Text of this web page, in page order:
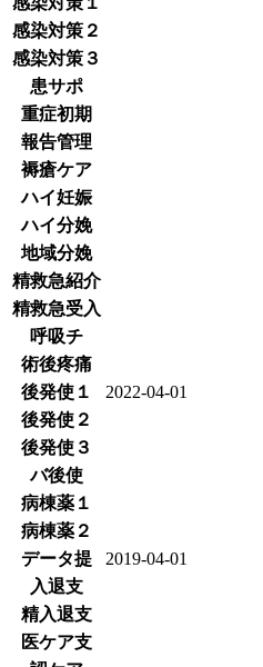
感染対策２
感染対策３
患サポ
重症初期
報告管理
褥瘡ケア
ハイ妊娠
ハイ分娩
地域分娩
精救急紹介
精救急受入
呼吸チ
術後疼痛
後発使１
2022-04-01
後発使２
後発使３
バ後使
病棟薬１
病棟薬２
データ提
2019-04-01
入退支
精入退支
医ケア支